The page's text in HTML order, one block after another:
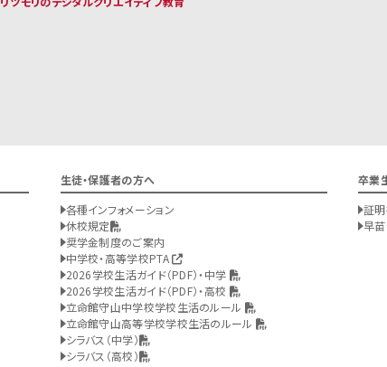
生徒・保護者の方へ
各種インフォメーション
休校規定
奨学金制度のご案内
中学校・高等学校PTA
2026学校生活ガイド（PDF）・中学
2026学校生活ガイド（PDF）・高校
立命館守山中学校学校生活のルール
立命館守山高等学校学校生活のルール
シラバス（中学）
シラバス（高校）
卒業
証
早